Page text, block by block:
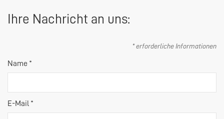
Ihre Nachricht an uns:
* erforderliche Informationen
Name *
E-Mail *